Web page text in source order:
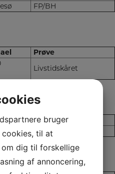
FP/BH
Prøve
Livstidskåret
Prøve
Wesensbeurteilung
bruger
til at
dig til forskellige
af annoncering,